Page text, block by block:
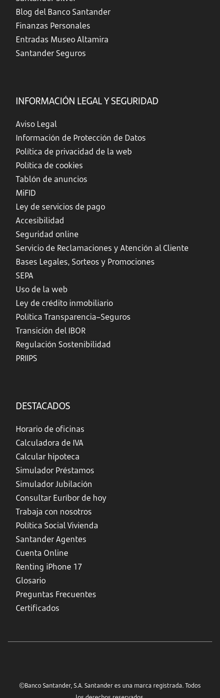
Blog del Banco Santander
Finanzas Personales
Entradas Museo Altamira
Santander Seguros
INFORMACIÓN LEGAL Y SEGURIDAD
Aviso Legal
Información de Protección de Datos
Política de privacidad de la web
Política de cookies
Tablón de anuncios
MiFID
Ley de servicios de pago
Accesibilidad
Seguridad online
Servicio de Reclamaciones y Atención al Cliente
Bases Legales, Sorteos y Promociones
SEPA
Uso de la web
Ley de crédito inmobiliario
Política Transparencia–Seguros
Transición del IBOR
Regulación Sostenibilidad
PRIIPS
DESTACADOS
Horario de oficinas
Calculadora de IVA
Calcular hipoteca
Simulador Préstamos
Simulador Jubilación
Consultar Euríbor de hoy
Trabaja con nosotros
Política Social Vivienda
Santander Agentes
Cuenta Online
Renting iPhone 17
Glosario
Preguntas Frecuentes
Certificados
©Banco Santander, S.A. Santander es una marca registrada. Todos